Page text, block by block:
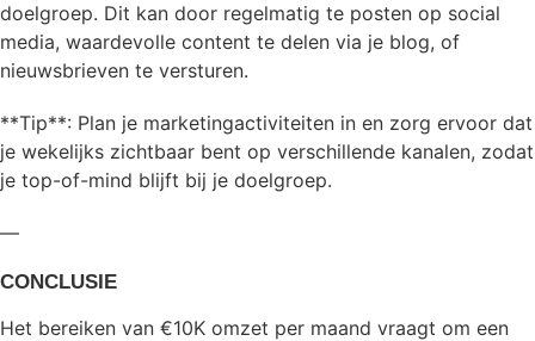
doelgroep. Dit kan door regelmatig te posten op social
media, waardevolle content te delen via je blog, of
nieuwsbrieven te versturen.
**Tip**: Plan je marketingactiviteiten in en zorg ervoor dat
je wekelijks zichtbaar bent op verschillende kanalen, zodat
je top-of-mind blijft bij je doelgroep.
—
CONCLUSIE
Het bereiken van €10K omzet per maand vraagt om een